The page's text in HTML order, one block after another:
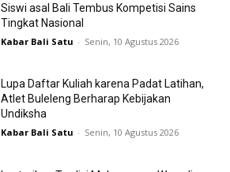
Siswi asal Bali Tembus Kompetisi Sains
Tingkat Nasional
Kabar Bali Satu - Senin, 10 Agustus 2026
Lupa Daftar Kuliah karena Padat Latihan,
Atlet Buleleng Berharap Kebijakan
Undiksha
Kabar Bali Satu - Senin, 10 Agustus 2026